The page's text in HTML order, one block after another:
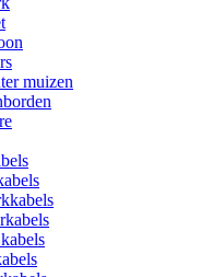
muizen